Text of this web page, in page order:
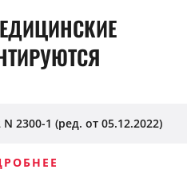
2300-1 (ред. от 05.12.2022)